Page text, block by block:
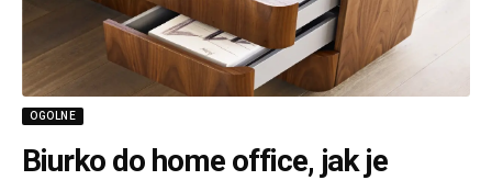
OGOLNE
Biurko do home office, jak je